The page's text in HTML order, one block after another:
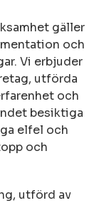
gäller
och
Vi erbjuder
utförda
och
besiktiga
elfel och
och
utförd av